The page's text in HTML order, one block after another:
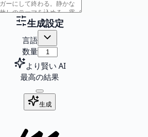
生成設定
言語
数量
より賢い AI
最高の結果
生成